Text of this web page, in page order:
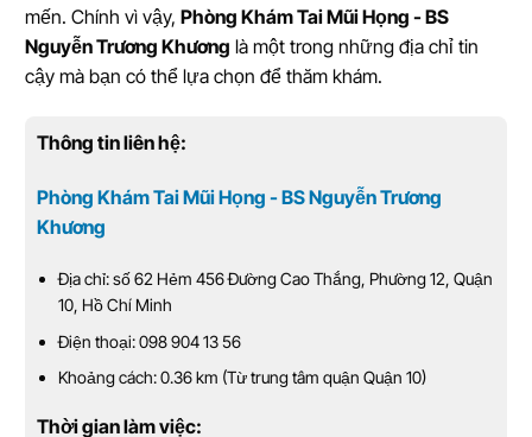
mến. Chính vì vậy, Phòng Khám Tai Mũi Họng - BS
Nguyễn Trương Khương là một trong những địa chỉ tin
cậy mà bạn có thể lựa chọn để thăm khám.
Thông tin liên hệ:
Phòng Khám Tai Mũi Họng - BS Nguyễn Trương
Khương
Địa chỉ: số 62 Hẻm 456 Đường Cao Thắng, Phường 12, Quận
10, Hồ Chí Minh
Điện thoại: 098 904 13 56
Khoảng cách: 0.36 km (Từ trung tâm quận Quận 10)
Thời gian làm việc: